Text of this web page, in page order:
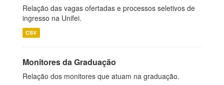
Relação das vagas ofertadas e processos seletivos de
ingresso na Unifei.
CSV
Monitores da Graduação
Relação dos monitores que atuam na graduação.